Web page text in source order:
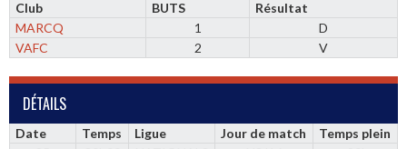
Club BUTS
Résultat
MARCQ
1
D
VAFC
2 V
DÉTAILS
Date Temps Ligue Jour de match
Temps plein